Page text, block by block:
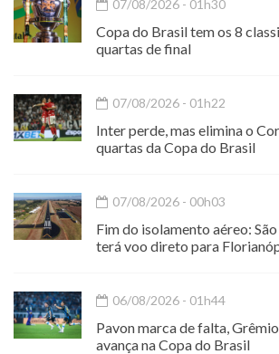
07/08/2026 - 01h30
Copa do Brasil tem os 8
quartas de final
07/08/2026 - 01h22
Inter perde, mas elimina o
quartas da Copa do Brasil
07/08/2026 - 00h03
Fim do isolamento aéreo:
terá voo direto para
06/08/2026 - 01h44
Pavon marca de falta,
avança na Copa do Brasil